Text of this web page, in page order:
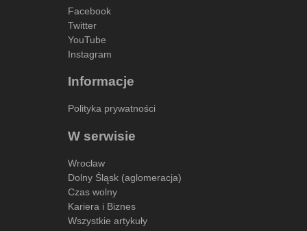
Facebook
Twitter
YouTube
Instagram
Informacje
Polityka prywatności
W serwisie
Wrocław
Dolny Śląsk (aglomeracja)
Czas wolny
Kariera i Biznes
Wszystkie artykuły